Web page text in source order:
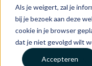
Als je weigert, zal je
bij je bezoek aan deze
cookie in je browser
dat je niet gevolgd wilt
Accepteren